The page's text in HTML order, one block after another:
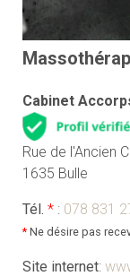
Cabinet
Rue de l'Ancien
1635 Bulle
Tél. *: 078 831
*Ne désire pas
Site internet: